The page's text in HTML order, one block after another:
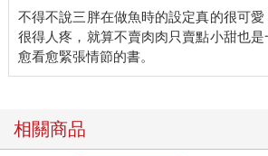
可憐的企鵝蹬了蹬腿，飛快地從三胖身邊
被三胖撞沉了都沒有回頭看一眼。
三胖看著那隻見鬼一樣游遠的企鵝。奇怪，
在他面前。或許不能稱之為冰山，說是南
不得不說三胖在做魚時的設定真的很可
很得人疼，就算不賣肉肉只賣點小甜也
相關商品